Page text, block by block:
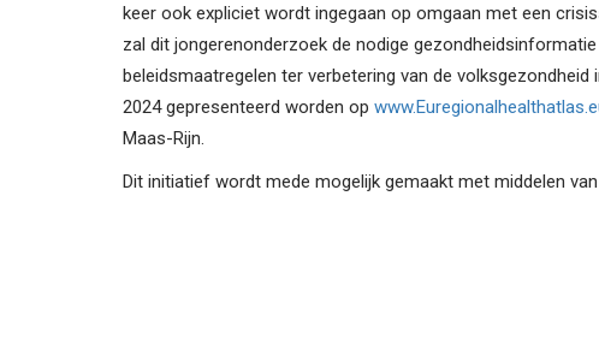
keer ook expliciet wordt ingegaan op omgaan met een
zal dit jongerenonderzoek de nodige
beleidsmaatregelen ter verbetering van de
2024 gepresenteerd worden op
Maas-Rijn.
Dit initiatief wordt mede mogelijk gemaakt met middelen